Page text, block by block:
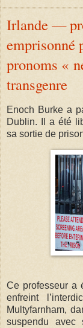
Irlande —
emprisonné
pronoms «
transgenre
Enoch Burke a
Dublin. Il a été
sa sortie de
Ce professeur a
enfreint
Multyfarnham,
suspendu avec